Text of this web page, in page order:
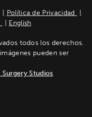
Política de Privacidad
English
todos los derechos.
pueden ser
Surgery Studios